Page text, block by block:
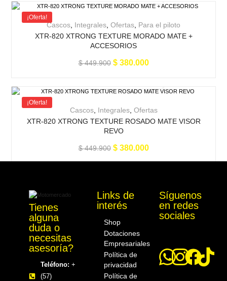
¡Oferta!
Cascos Integrales Ofertas Para el piloto
XTR-820 XTRONG TEXTURE MORADO MATE +
ACCESORIOS
$449.900 $380.000
¡Oferta!
Cascos, Integrales, Ofertas
XTR-820 XTRONG TEXTURE ROSADO MATE VISOR
REVO
$449.900 $380.000
Motomercado
Tienes
alguna
duda o
necesitas
asesoría?
Teléfono: +
(57)
Links de
interés
Shop
Dotaciones
Empresariales
Política de
privacidad
Política de
Síguenos
en redes
sociales